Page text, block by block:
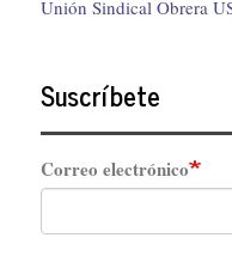
Unión Sindical Obrera
Suscríbete
Correo electrónico